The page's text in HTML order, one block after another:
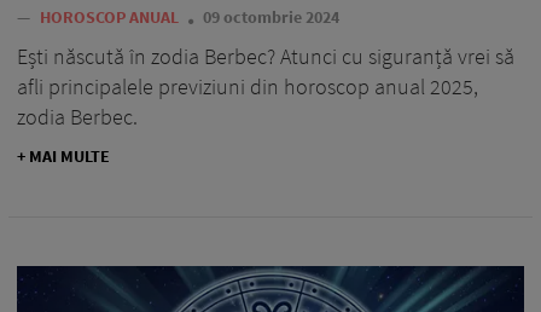
— HOROSCOP ANUAL 09 octombrie 2024
Ești născută în zodia Berbec? Atunci cu siguranță vrei să
afli principalele previziuni din horoscop anual 2025,
zodia Berbec.
+ MAI MULTE